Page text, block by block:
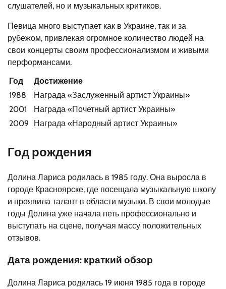
слушателей, но и музыкальных критиков.
Певица много выступает как в Украине, так и за
рубежом, привлекая огромное количество людей на
свои концерты своим профессионализмом и живыми
перформансами.
Год
Достижение
1988
Награда «Заслуженный артист Украины»
2001
Награда «Почетный артист Украины»
2009
Награда «Народный артист Украины»
Год рождения
Долина Лариса родилась в 1985 году. Она выросла в
городе Красноярске, где посещала музыкальную школу
и проявила талант в области музыки. В свои молодые
годы Долина уже начала петь профессионально и
выступать на сцене, получая массу положительных
отзывов.
Дата рождения: краткий обзор
Долина Лариса родилась 19 июня 1985 года в городе